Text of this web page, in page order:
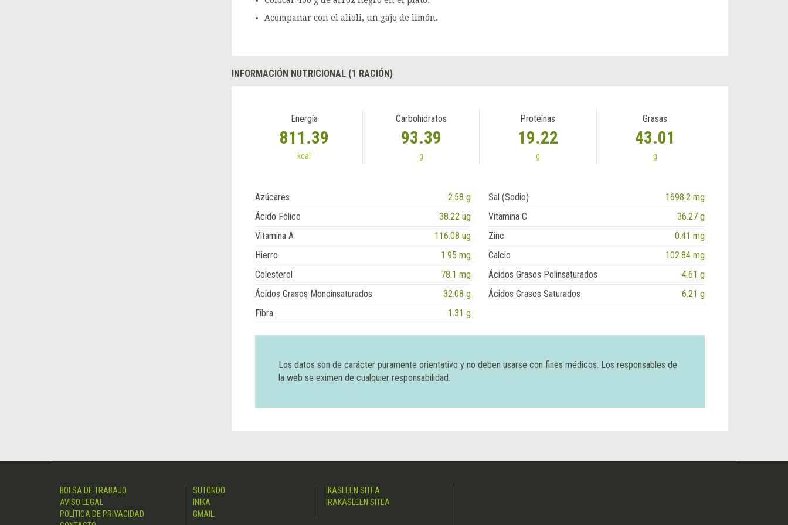
Acompañar con el alioli, un gajo de limón.
INFORMACIÓN NUTRICIONAL (1 RACIÓN)
Energía
811.39
kcal
Carbohidratos
93.39
g
Proteínas
19.22
g
Grasas
43.01
g
Azúcares 2.58 g Sal (Sodio)
1698.2 mg
Ácido Fólico
38.22 ug Vitamina C
36.27 g
Vitamina A
116.08 ug Zinc
0.41 mg
Hierro
1.95 mg Calcio
102.84 mg
Colesterol
78.1 mg Ácidos Grasos Polinsaturados
4.61 g
Ácidos Grasos Monoinsaturados
32.08 g Ácidos Grasos Saturados
6.21 g
Fibra
1.31 g
Los datos son de carácter puramente orientativo y no deben usarse con fines médicos. Los responsables de
la web se eximen de cualquier responsabilidad.
BOLSA DE TRABAJO
AVISO LEGAL
POLÍTICA DE PRIVACIDAD
SUTONDO
INIKA
GMAIL
IKASLEEN SITEA
IRAKASLEEN SITEA